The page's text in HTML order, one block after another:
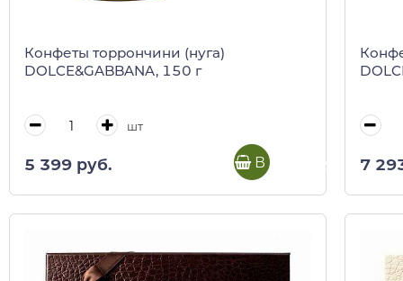
Конфеты торрончини (нуга)
DOLCE&GABBANA, 150 г
шт
5 399 руб. В корзину 7